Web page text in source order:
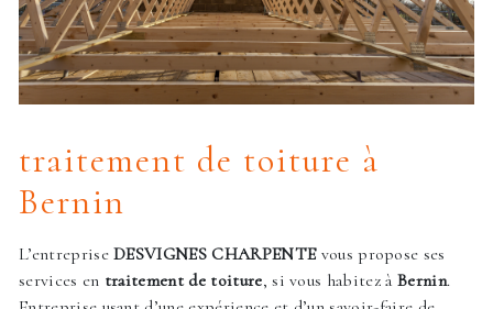
traitement de toiture à
Bernin
L’entrepriseDESVIGNES CHARPENTEvous propose ses
services en traitement de toiture, si vous habitez à Bernin.